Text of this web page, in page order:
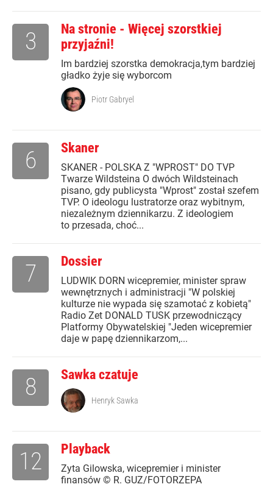
Na stronie - Więcej szorstkiej
przyjaźni!
Im bardziej szorstka demokracja,tym bardziej
gładko żyje się wyborcom
3
Piotr Gabryel
Skaner
SKANER - POLSKA Z "WPROST" DO TVP
Twarze Wildsteina O dwóch Wildsteinach
pisano, gdy publicysta "Wprost" został szefem
TVP. O ideologu lustratorze oraz wybitnym,
niezależnym dziennikarzu. Z ideologiem
to przesada, choć...
6
Dossier
LUDWIK DORN wicepremier, minister spraw
wewnętrznych i administracji "W polskiej
kulturze nie wypada się szamotać z kobietą"
Radio Zet DONALD TUSK przewodniczący
Platformy Obywatelskiej "Jeden wicepremier
daje w papę dziennikarzom,...
7
Sawka czatuje
8 Henryk Sawka
Playback
Zyta Gilowska, wicepremier i minister
finansów © R. GUZ/FOTORZEPA
12